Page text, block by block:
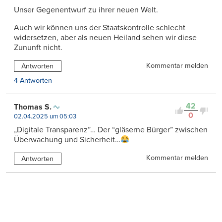
Unser Gegenentwurf zu ihrer neuen Welt.
Auch wir können uns der Staatskontrolle schlecht
widersetzen, aber als neuen Heiland sehen wir diese
Zununft nicht.
Antworten
Kommentar melden
4 Antworten
42
0
Thomas S.
02.04.2025 um 05:03
„Digitale Transparenz”… Der “gläserne Bürger” zwischen
Überwachung und Sicherheit…
Antworten Kommentar melden